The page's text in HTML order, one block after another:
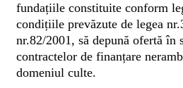
fundațiile constituite conform
condițiile prevăzute de legea
nr.82/2001, să depună ofertă
contractelor de finanțare
domeniul culte.